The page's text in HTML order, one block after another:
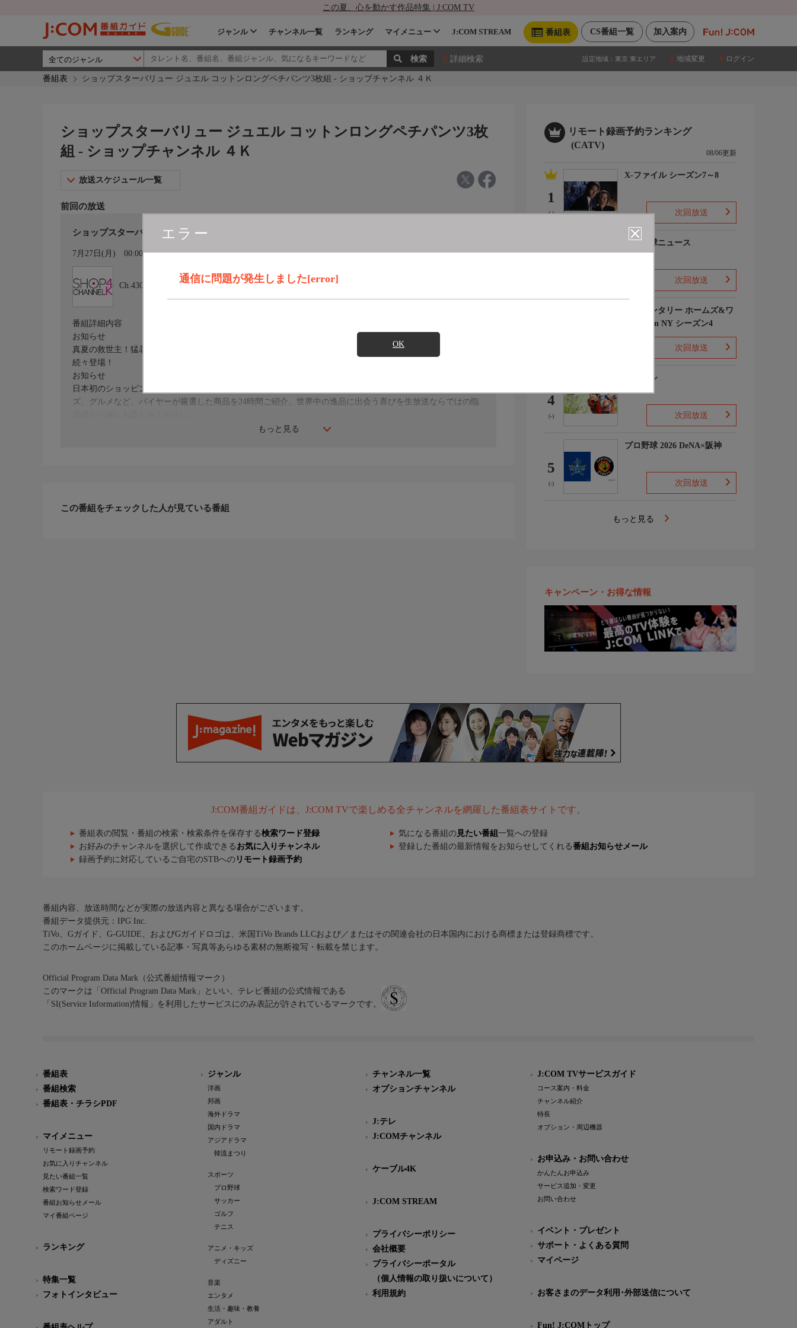
この夏、心を動かす作品特集 | J:COM TV
加入案内
CS番組一覧
番組表
ジャンル チャンネル一覧 ランキング マイメニュー J:COM STREAM
詳細検索 設定地域： 東京 東エリア 地域変更 ログイン
番組表 ショップスターバリュー ジュエル コットンロングペチパンツ3枚組 - ショップチャンネル ４Ｋ
エラー
通信に問題が発生しました[error]
OK
ショップスターバリュー ジュエル コットンロングペチパンツ3枚
組 - ショップチャンネル ４Ｋ
放送スケジュール一覧
前回の放送
ショップスターバリュー ジュエル コットンロングペチパンツ３枚組
7月27日(月) 00:00〜01:00
Ch.430
ショップチャンネル ４Ｋ
もっと見る
番組詳細内容
お知らせ
真夏の救世主！猛暑対策特集／暑さ対策はＳＨＯＰにおまかせ！真夏のお助けアイテムがバラエティ豊かに
続々登場！
お知らせ
日本初のショッピング専門チャンネルとして1996年にスタート。ファッション、ビューティー、ホームグッ
ズ、グルメなど、バイヤーが厳選した商品を24時間ご紹介。世界中の逸品に出会う喜びを生放送ならではの臨
この番組をチェックした人が見ている番組
リモート録画予約ランキング
(CATV)
08/06更新
1
(-)
X-ファイル シーズン7～8
次回放送
プロ野球ニュース
次回放送
エレメンタリー ホームズ&ワ
トソン in NY シーズン4
次回放送
4
(-)
下山メシ
次回放送
5
(-)
プロ野球 2026 DeNA×阪神
次回放送
もっと見る
キャンペーン・お得な情報
J:COM番組ガイドは、J:COM TVで楽しめる全チャンネルを網羅した番組表サイトです。
番組表の閲覧・番組の検索・検索条件を保存する検索ワード登録 気になる番組の 見たい番組 一覧への登録
お好みのチャンネルを選択して作成できる お気に入りチャンネル 登録した番組の最新情報をお知らせしてくれる番組お知らせメール
録画予約に対応しているご自宅のSTBへの リモート録画予約
番組内容、放送時間などが実際の放送内容と異なる場合がございます。
番組データ提供元：IPG Inc.
TiVo、Gガイド、G-GUIDE、およびGガイドロゴは、米国TiVo Brands LLCおよび／またはその関連会社の日本国内における商標または登録商標です。
このホームページに掲載している記事・写真等あらゆる素材の無断複写・転載を禁じます。
Official Program Data Mark（公式番組情報マーク）
このマークは「Official Program Data Mark」といい、テレビ番組の公式情報である
「SI(Service Information)情報」を利用したサービスにのみ表記が許されているマークです。
番組表
番組検索
番組表・チラシPDF
マイメニュー
リモート録画予約
お気に入りチャンネル
見たい番組一覧
検索ワード登録
番組お知らせメール
マイ番組ページ
ランキング
特集一覧
フォトインタビュー
ジャンル
洋画
邦画
海外ドラマ
国内ドラマ
アジアドラマ
韓流まつり
スポーツ
プロ野球
サッカー
ゴルフ
テニス
アニメ・キッズ
ディズニー
音楽
エンタメ
生活・趣味・教養
アダルト
チャンネル一覧
オプションチャンネル
J:テレ
J:COMチャンネル
ケーブル4K
J:COM STREAM
プライバシーポリシー
会社概要
プライバシーポータル
（個人情報の取り扱いについて）
利用規約
J:COM TVサービスガイド
コース案内・料金
チャンネル紹介
特長
オプション・周辺機器
お申込み・お問い合わせ
かんたんお申込み
サービス追加・変更
お問い合わせ
イベント・プレゼント
サポート・よくある質問
マイページ
お客さまのデータ利用･外部送信について
Fun! J:COMトップ